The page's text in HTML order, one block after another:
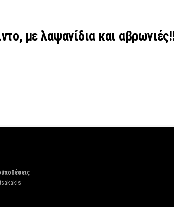
με λαψανίδια και